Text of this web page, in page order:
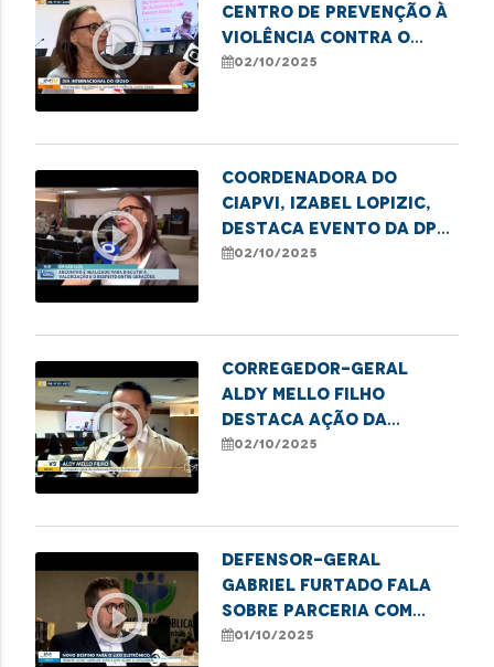
play_circle_outline
Centro de Prevenção à
Violência contra o
Idoso da DPE/MA, Isabel
pessoa idosa
02/10/2025
play_circle_outline
Coordenadora do
CIAPVI, Izabel Lopizic,
destaca evento da DPE
em alusão ao Dia da
02/10/2025
play_circle_outline
Corregedor-Geral
Aldy Mello Filho
destaca ação da
Defensoria em evento
Pessoa Idosa
02/10/2025
play_circle_outline
Defensor-geral
Gabriel Furtado fala
sobre parceria com
IEMA em projeto
01/10/2025